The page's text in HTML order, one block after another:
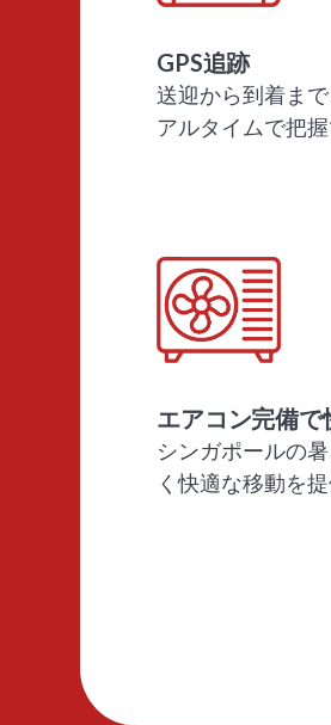
GPS追跡
送迎から到着ま
アルタイムで把握
エアコン完備で
シンガポールの
く快適な移動を提